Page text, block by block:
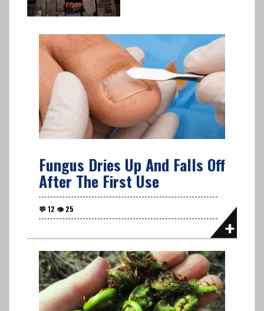
Fungus Dries Up And Falls Off
After The First Use